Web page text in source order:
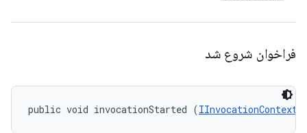
فراخوان شروع شد
public void invocationStarted (IInvocationContext